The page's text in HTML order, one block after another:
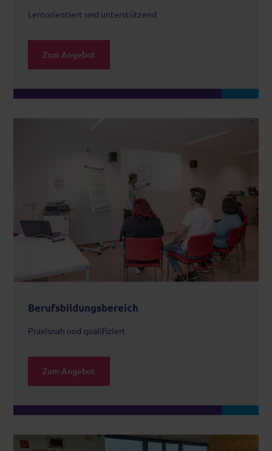
Lernorientiert und unterstützend
Zum Angebot
Berufsbildungsbereich
Praxisnah und qualifiziert
Zum Angebot